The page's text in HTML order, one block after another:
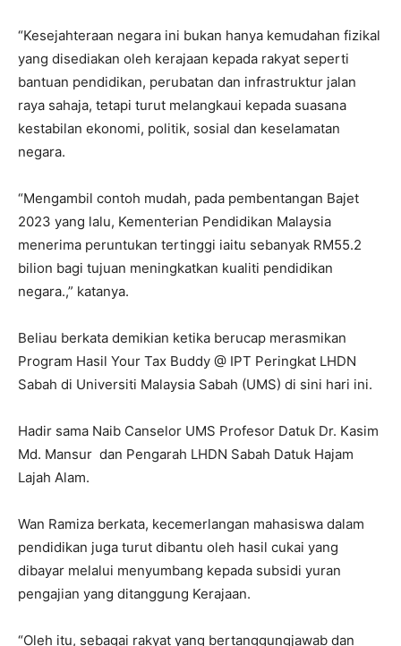
“Kesejahteraan negara ini bukan hanya kemudahan fizikal
yang disediakan oleh kerajaan kepada rakyat seperti
bantuan pendidikan, perubatan dan infrastruktur jalan
raya sahaja, tetapi turut melangkaui kepada suasana
kestabilan ekonomi, politik, sosial dan keselamatan
negara.
“Mengambil contoh mudah, pada pembentangan Bajet
2023 yang lalu, Kementerian Pendidikan Malaysia
menerima peruntukan tertinggi iaitu sebanyak RM55.2
bilion bagi tujuan meningkatkan kualiti pendidikan
negara.,” katanya.
Beliau berkata demikian ketika berucap merasmikan
Program Hasil Your Tax Buddy @ IPT Peringkat LHDN
Sabah di Universiti Malaysia Sabah (UMS) di sini hari ini.
Hadir sama Naib Canselor UMS Profesor Datuk Dr. Kasim
Md. Mansur dan Pengarah LHDN Sabah Datuk Hajam
Lajah Alam.
Wan Ramiza berkata, kecemerlangan mahasiswa dalam
pendidikan juga turut dibantu oleh hasil cukai yang
dibayar melalui menyumbang kepada subsidi yuran
pengajian yang ditanggung Kerajaan.
“Oleh itu, sebagai rakyat yang bertanggungjawab dan